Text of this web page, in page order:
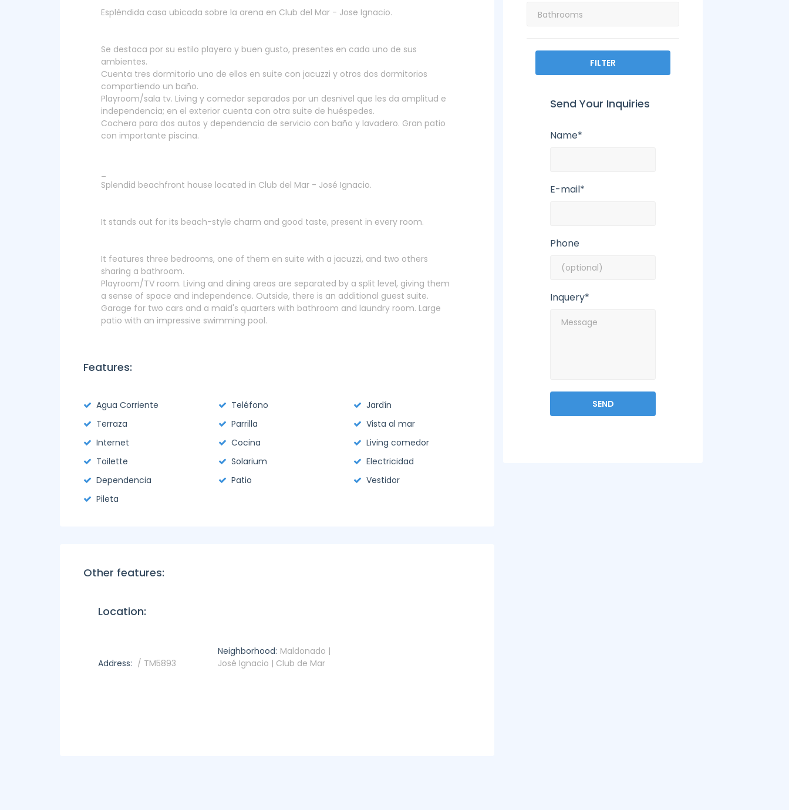
Espléndida casa ubicada sobre la arena en Club del Mar - Jose Ignacio.
Se destaca por su estilo playero y buen gusto, presentes en cada uno de sus
ambientes.
Cuenta tres dormitorio uno de ellos en suite con jacuzzi y otros dos dormitorios
compartiendo un baño.
Playroom/sala tv. Living y comedor separados por un desnivel que les da amplitud e
independencia; en el exterior cuenta con otra suite de huéspedes.
Cochera para dos autos y dependencia de servicio con baño y lavadero. Gran patio
con importante piscina.
Splendid beachfront house located in Club del Mar - José Ignacio.
It stands out for its beach-style charm and good taste, present in every room.
It features three bedrooms, one of them en suite with a jacuzzi, and two others
sharing a bathroom.
Playroom/TV room. Living and dining areas are separated by a split level, giving them
a sense of space and independence. Outside, there is an additional guest suite.
Garage for two cars and a maid's quarters with bathroom and laundry room. Large
patio with an impressive swimming pool.
Features:
Agua Corriente Teléfono
Jardín
Terraza
Parrilla
Vista al mar
Internet
Cocina
Living comedor
Toilette
Solarium
Electricidad
Dependencia
Patio
Vestidor
Pileta
Other features:
Location:
Address: / TM5893
Neighborhood: Maldonado |
José Ignacio | Club de Mar
FILTER
Send Your Inquiries
Name*
E-mail*
Phone
Inquery*